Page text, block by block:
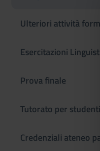
Ulteriori attività
Esercitazioni
Prova finale
Tutorato per studenti
Credenziali ateneo